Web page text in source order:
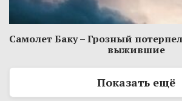
Самолет Баку – Грозный
выжившие
Показать ещё